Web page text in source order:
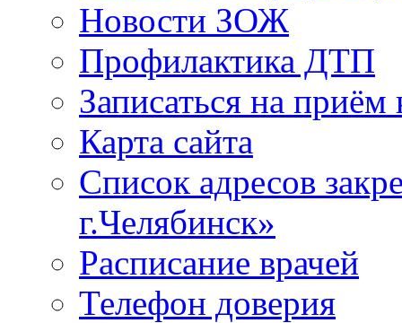
Новости ЗОЖ
Профилактика ДТП
Записаться на приём
Карта сайта
Список адресов
г.Челябинск»
Расписание врачей
Телефон доверия